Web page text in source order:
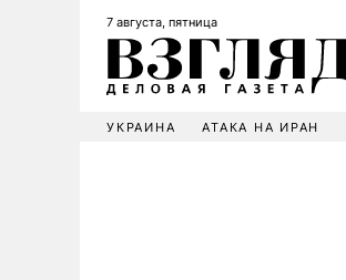
7 августа, пятница
УКРАИНА АТАКА НА ИРАН